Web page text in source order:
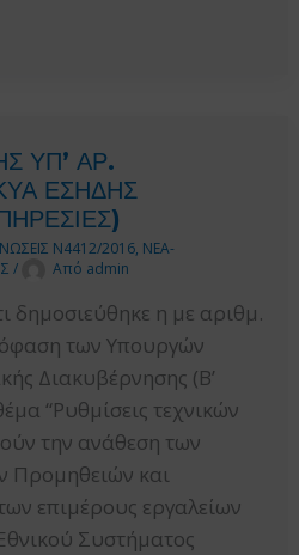
ΥΠ’ ΑΡ.
ΕΣΗΔΗΣ
Ν4412/2016, ΝΕΑ-
/ Από admin
δημοσιεύθηκε η με αριθμ.
των Υπουργών
Διακυβέρνησης (B’
“Ρυθμίσεις τεχνικών
την ανάθεση των
Προμηθειών και
επιμέρους εργαλείων
Συστήματος